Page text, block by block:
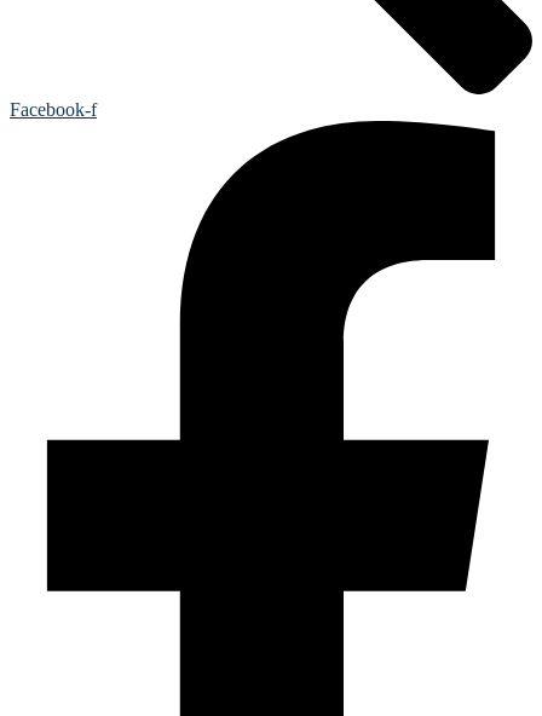
Facebook-f